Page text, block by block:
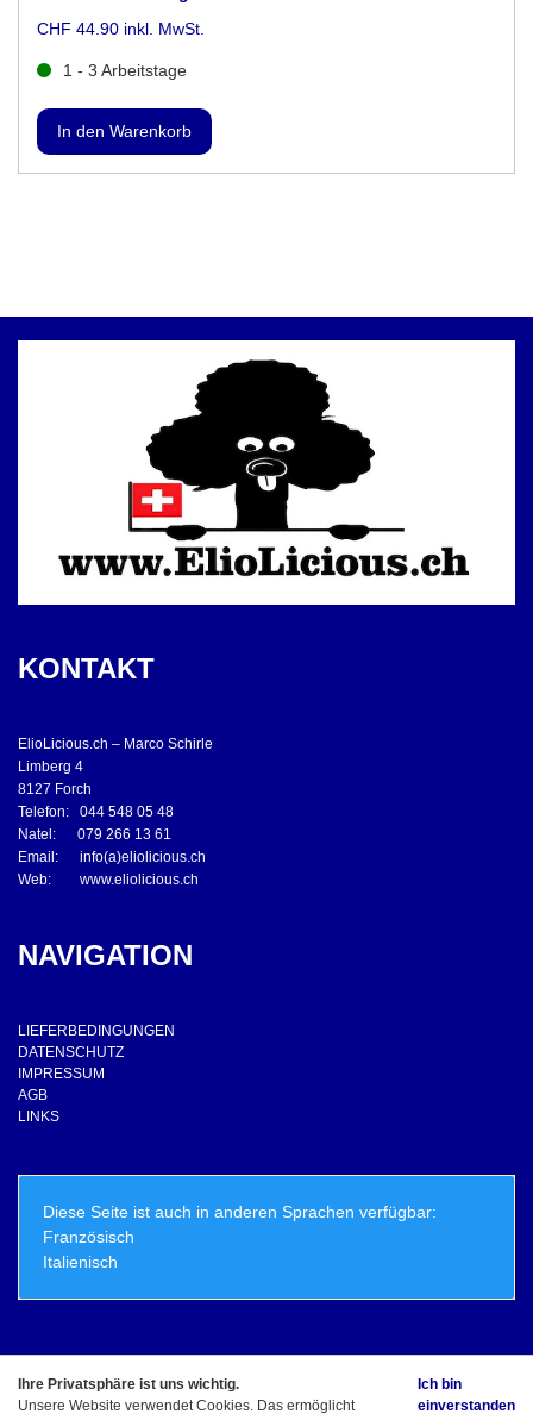
CHF 44.90 inkl. MwSt.
1 - 3 Arbeitstage
KONTAKT
ElioLicious.ch – Marco Schirle
Limberg 4
8127 Forch
Telefon: 044 548 05 48
Natel: 079 266 13 61
Email: info(a)eliolicious.ch
Web: www.eliolicious.ch
NAVIGATION
LIEFERBEDINGUNGEN
DATENSCHUTZ
IMPRESSUM
AGB
LINKS
Diese Seite ist auch in anderen Sprachen verfügbar:
Französisch
Italienisch
© Copyright - ElioLicious.ch - Marco Schirle Alle Rechte vorbehalten
Ihre Privatsphäre ist uns wichtig.
Unsere Website verwendet Cookies. Das ermöglicht
Ich bin
einverstanden